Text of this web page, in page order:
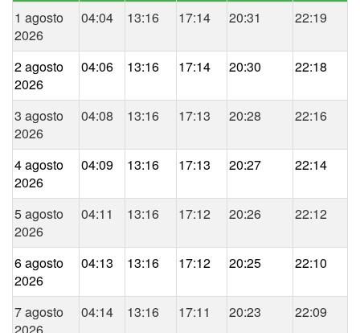
1 agosto
2026
04:04 13:16 17:14 20:31 22:19
2 agosto
2026
04:06 13:16 17:14 20:30 22:18
3 agosto
2026
04:08 13:16 17:13 20:28 22:16
4 agosto
2026
04:09 13:16 17:13 20:27 22:14
5 agosto
2026
04:11 13:16 17:12 20:26 22:12
6 agosto
2026
04:13 13:16 17:12 20:25 22:10
7 agosto
04:14 13:16 17:11 20:23 22:09